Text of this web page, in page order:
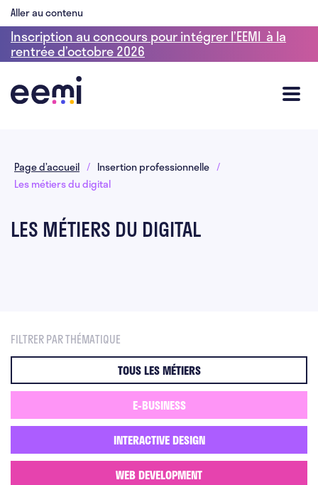
Aller au contenu
Inscription au concours pour intégrer l’EEMI à la
rentrée d’octobre 2026
Page d’accueil / Insertion professionnelle /
Les métiers du digital
LES MÉTIERS DU DIGITAL
FILTRER PAR THÉMATIQUE
TOUS LES MÉTIERS
E-BUSINESS
INTERACTIVE DESIGN
WEB DEVELOPMENT